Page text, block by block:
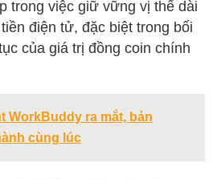
trong việc giữ vững vị thế dài
điện tử, đặc biệt trong bối
của giá trị đồng coin chính
WorkBuddy ra mắt, bản
cùng lúc